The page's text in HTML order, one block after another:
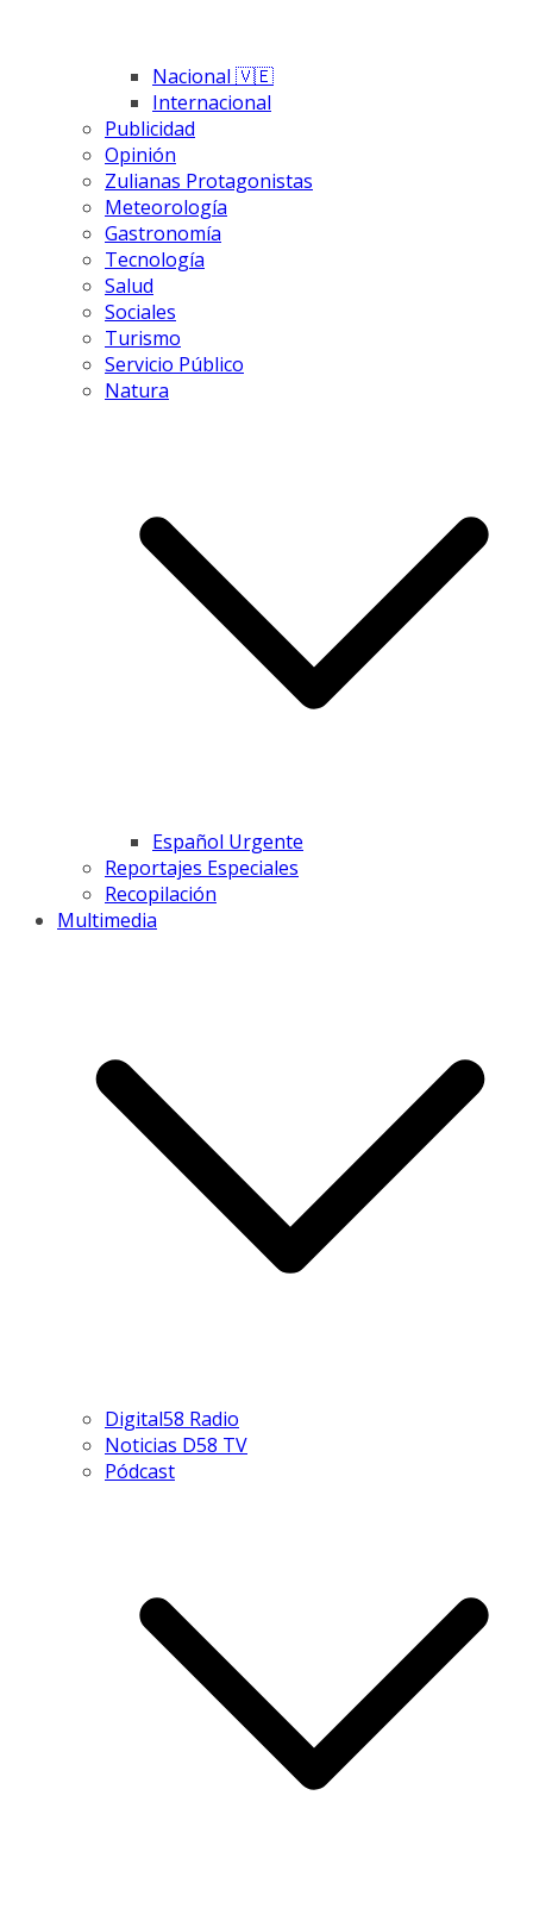
Nacional 🇻🇪
Internacional
Publicidad
Opinión
Zulianas Protagonistas
Meteorología
Gastronomía
Tecnología
Salud
Sociales
Turismo
Servicio Público
Natura
Español Urgente
Reportajes Especiales
Recopilación
Multimedia
Digital58 Radio
Noticias D58 TV
Pódcast